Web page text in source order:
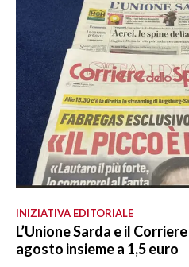
INIZIATIVA EDITORIALE
L’Unione Sarda e il
agosto insieme a 1,5 euro